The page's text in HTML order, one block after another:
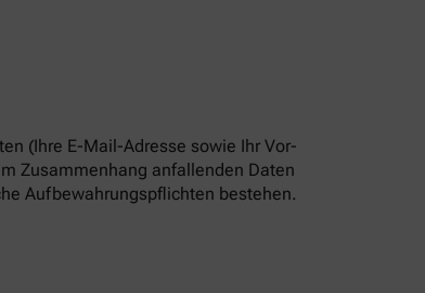
(Ihre E-Mail-Adresse sowie Ihr Vor-
Zusammenhang anfallenden Daten
Aufbewahrungspflichten bestehen.